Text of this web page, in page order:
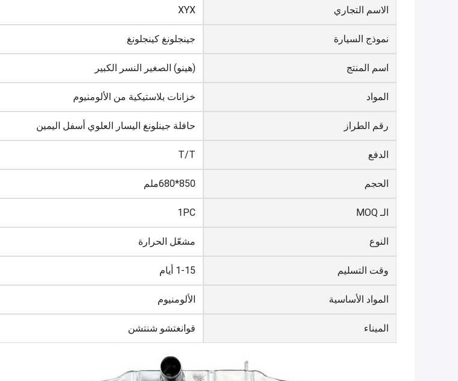
الاسم التجاري XYX
نموذج السيارة جينجلونغ كينجلونغ
اسم المنتج (هينو) الصغير النسر الكبير
المواد خزانات بلاستيكية من الألومنيوم
رقم الطراز حافلة جينلونغ اليسار العلوي أسفل اليمين
الدفع T/T
الحجم 850*680ملم
الـ MOQ 1PC
النوع مشعّل الحرارة
وقت التسليم 1-15 أيام
المواد الأساسية الألومنيوم
الميناء قوانغتشو شنتشن